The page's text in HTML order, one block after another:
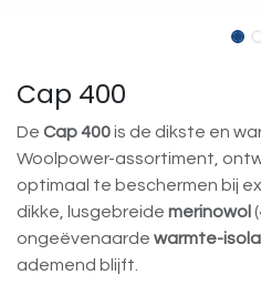
Cap 400
De Cap 400is de dikste en
Woolpower-assortiment,
optimaal te beschermen bij
dikke, lusgebreide merinowol
ongeëvenaarde warmte-
ademend blijft.